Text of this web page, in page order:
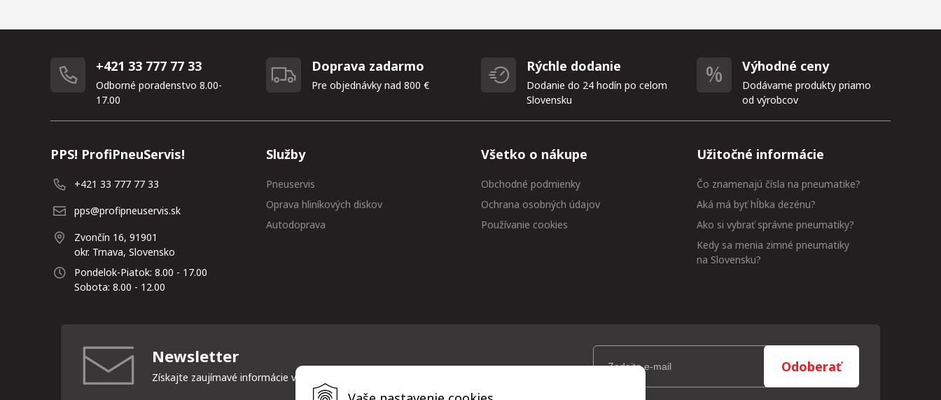
+421 33 777 77 33
Odborné poradenstvo 8.00-
17.00
Doprava zadarmo
Pre objednávky nad 800 €
Rýchle dodanie
Dodanie do 24 hodín po celom
Slovensku
Výhodné ceny
Dodávame produkty priamo
od výrobcov
PPS! ProfiPneuServis!
+421 33 777 77 33
pps@profipneuservis.sk
Zvončín 16, 91901
okr. Trnava, Slovensko
Pondelok-Piatok: 8.00 - 17.00
Sobota: 8.00 - 12.00
Služby
Pneuservis
Oprava hliníkových diskov
Autodoprava
Všetko o nákupe
Obchodné podmienky
Ochrana osobných údajov
Používanie cookies
Užitočné informácie
Čo znamenajú čísla na pneumatike?
Aká má byť hĺbka dezénu?
Ako si vybrať správne pneumatiky?
Kedy sa menia zimné pneumatiky
na Slovensku?
Newsletter
Získajte zaujímavé informácie vždy medzi prvými
Odoberať